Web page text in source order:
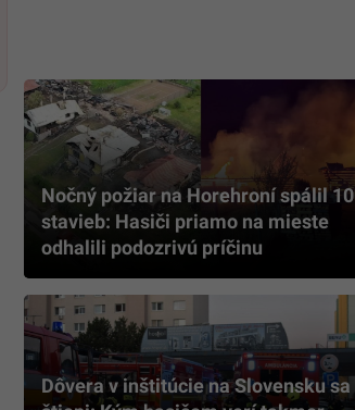
Nočný požiar na Horehroní spálil 10
stavieb: Hasiči priamo na mieste
odhalili podozrivú príčinu
Dôvera v inštitúcie na Slovensku sa